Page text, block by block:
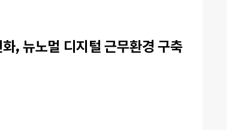
, 뉴노멀 디지털 근무환경 구축